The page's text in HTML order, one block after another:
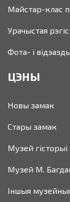
Майстар-клас
Урачыстая
Фота- і
ЦЭНЫ
Новы замак
Стары замак
Музей гісторыі
Музей М.
Іншыя